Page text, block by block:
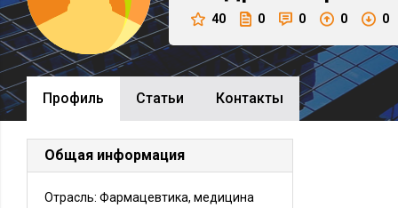
40 0 0 0 0
Профиль Cтатьи Контакты
Общая информация
Отрасль: Фармацевтика, медицина